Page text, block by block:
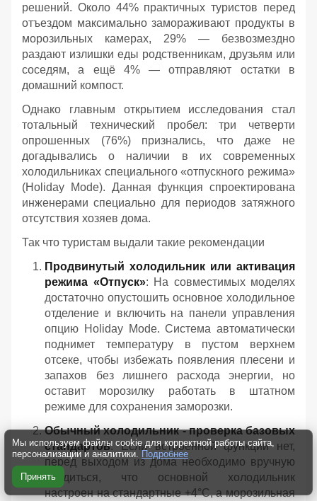
решений. Около 44% практичных туристов перед
отъездом максимально замораживают продукты в
морозильных камерах, 29% — безвозмездно
раздают излишки еды родственникам, друзьям или
соседям, а ещё 4% — отправляют остатки в
домашний компост.
Однако главным открытием исследования стал
тотальный технический пробел: три четверти
опрошенных (76%) признались, что даже не
догадывались о наличии в их современных
холодильниках специального «отпускного режима»
(Holiday Mode). Данная функция спроектирована
инженерами специально для периодов затяжного
отсутствия хозяев дома.
Так что туристам выдали такие рекомендации
Продвинутый холодильник или активация
режима «Отпуск»: На совместимых моделях
достаточно опустошить основное холодильное
отделение и включить на панели управления
опцию Holiday Mode. Система автоматически
поднимет температуру в пустом верхнем
отсеке, чтобы избежать появления плесени и
запахов без лишнего расхода энергии, но
оставит морозилку работать в штатном
режиме для сохранения заморозки.
Обычный холодильник - проверка базовых
стандартов: Если встроенной функции нет,
перед выходом из дома необходимо вручную
убедиться, что основной холодильник
настроен на стандартные +4°C, а морозильная
Мы используем файлы cookie для корректной работы сайта,
персонализации и аналитики. Подробнее
Принять